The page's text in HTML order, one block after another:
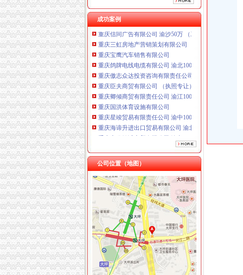
成功案例
重庆海谛升进出口贸易有限公司 渝北100万 （进出口权）
重庆奕欣锦诚商贸有限公司 渝九50万 （工商注册）
重庆信同广告有限公司 渝沙50万 （工商注册）
重庆三虹房地产营销策划有限公司
重庆宝鹰汽车销售有限公司
重庆鸽牌电线电缆有限公司 渝北10010万 (进出口权)
重庆傲志众达投资咨询有限责任公司 渝九1000万 （增资
重庆臣夫商贸有限公司 （执照专让）
重庆卿倾商贸有限责任公司 渝江100万 （工商注册）
重庆国洪体育设施有限公司
重庆星竣贸易有限责任公司 渝中100万 （进出口权）
重庆海谛升进出口贸易有限公司 渝北100万 （进出口权）
重庆奕欣锦诚商贸有限公司 渝九50万 （工商注册）
重庆信同广告有限公司 渝沙50万 （工商注册）
重庆宝鹰汽车销售有限公司
公司位置（地图）
海关无纸化签约
枫叶鱼：深圳海关对于通关无纸
山东口岸推进通关作业无纸化改革-中国金融信息网
安徽池州海关无纸化通关改革九月底启动-百分百物流网
广东4海关试点无纸化通关快一分钟-无纸化,单证,通关手
天津海关通关无纸化改革企业“即到即签”受益多_中国